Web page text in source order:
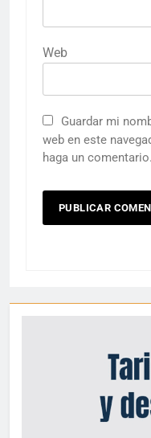
Web
Guardar mi
web en este
haga un comentario.